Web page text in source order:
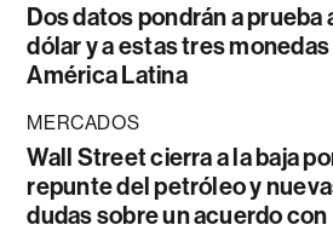
Dos datos pondrán a prueba
dólar y a estas tres
América Latina
MERCADOS
Wall Street cierra a la baja
repunte del petróleo y
dudas sobre un acuerdo con